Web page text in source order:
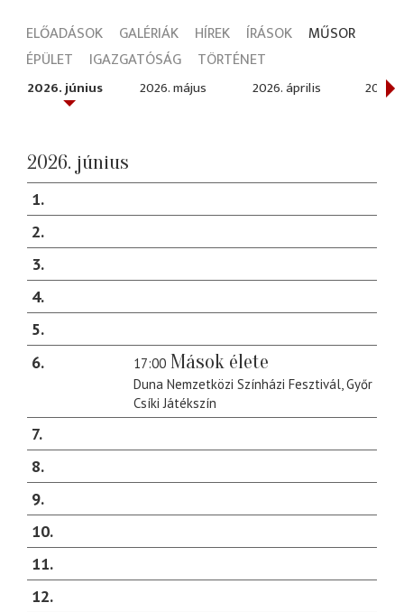
ELŐADÁSOK GALÉRIÁK HÍREK ÍRÁSOK
MŰSOR
ÉPÜLET
IGAZGATÓSÁG TÖRTÉNET
2026. június 2026. május 2026. április 2026.
2026. június
1
2
3
4
5
6
17:00 Mások élete
Duna Nemzetközi Színházi Fesztivál, Győr
Csíki Játékszín
7
8
9
10
11
12